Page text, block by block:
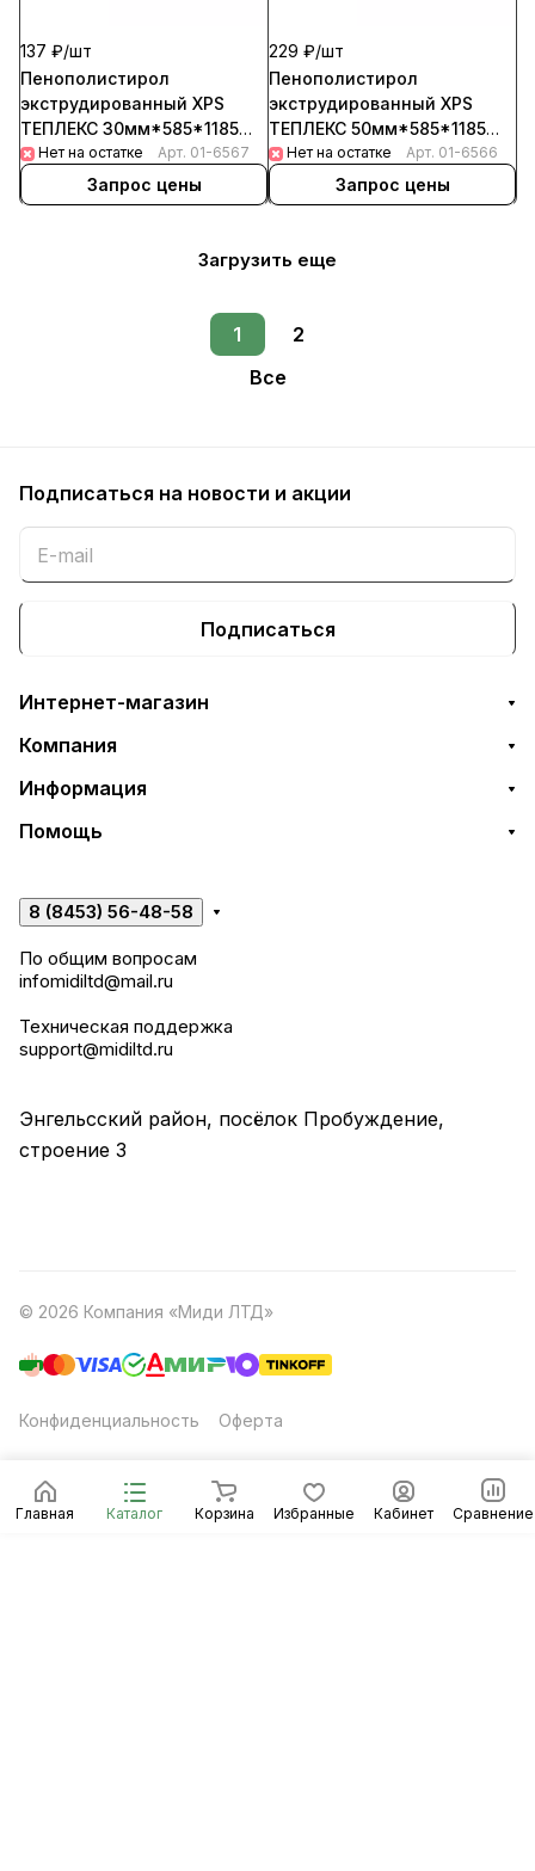
137 ₽/шт
Пенополистирол
экструдированный XPS
ТЕПЛЕКС 30мм*585*1185
Т-15 (13шт/уп;1шт- 0,0208
м3 )
Нет на остатке Арт. 01-6567
Запрос цены
229 ₽/шт
Пенополистирол
экструдированный XPS
ТЕПЛЕКС 50мм*585*1185
Т-15 (8шт/уп; 1шт- 0,0347
м3)
Нет на остатке Арт. 01-6566
Запрос цены
Загрузить еще
1
2
Все
Главная Каталог Корзина Избранные Кабинет Сравнение
Подписаться на новости и акции
Подписаться
Интернет-магазин
Компания
Информация
Помощь
8 (8453) 56-48-58
По общим вопросам
infomidiltd@mail.ru
Техническая поддержка
support@midiltd.ru
Энгельсский район, посёлок Пробуждение,
строение 3
© 2026 Компания «Миди ЛТД»
Конфиденциальность Оферта